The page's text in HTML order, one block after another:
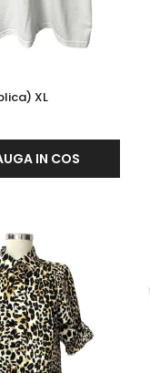
Tricou ( replica) XL
IN COS